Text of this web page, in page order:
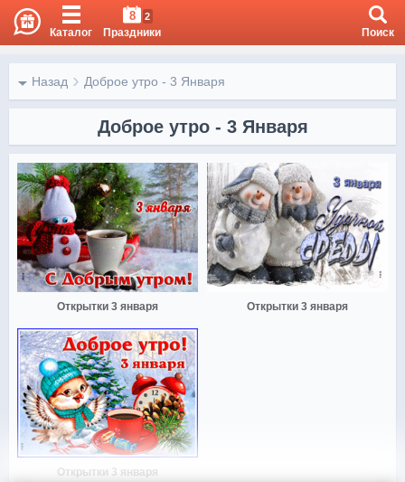
Каталог
8 2
Праздники Поиск
Назад Доброе утро - 3 Января
Доброе утро - 3 Января
Открытки 3 января Открытки 3 января
Открытки 3 января